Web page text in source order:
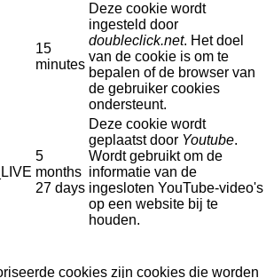
15
minutes
Deze cookie wordt
ingesteld door
doubleclick.net. Het doel
van de cookie is om te
bepalen of de browser van
de gebruiker cookies
ondersteunt.
5
months
27 days
Deze cookie wordt
geplaatst door Youtube.
Wordt gebruikt om de
informatie van de
ingesloten YouTube-video's
op een website bij te
houden.
cookies zijn cookies die worden